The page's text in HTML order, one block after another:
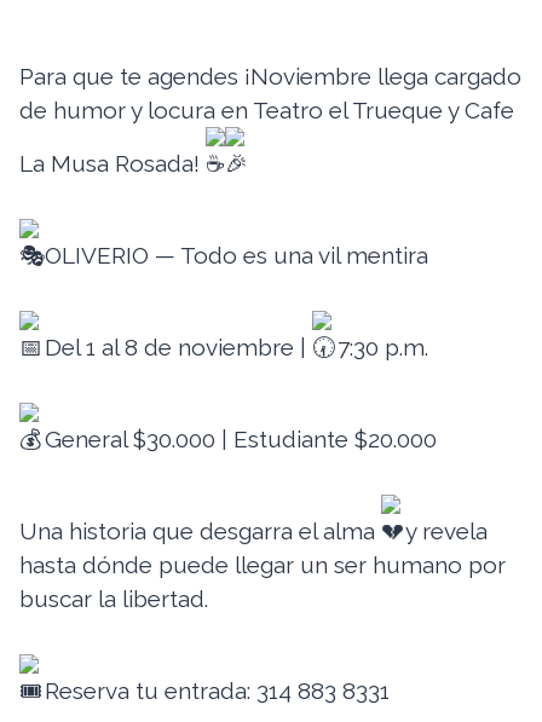
Para que te agendes ¡Noviembre llega cargado
de humor y locura en Teatro el Trueque y Cafe
La Musa Rosada!
OLIVERIO — Todo es una vil mentira
Del 1 al 8 de noviembre | 7:30 p.m.
General $30.000 | Estudiante $20.000
Una historia que desgarra el alma
y revela
hasta dónde puede llegar un ser humano por
buscar la libertad.
Reserva tu entrada: 314 883 8331